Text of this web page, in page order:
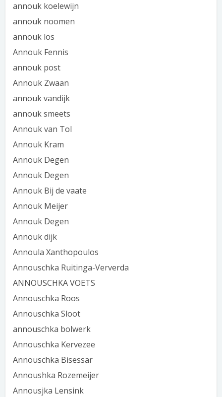
annouk koelewijn
annouk noomen
annouk los
Annouk Fennis
annouk post
Annouk Zwaan
annouk vandijk
annouk smeets
Annouk van Tol
Annouk Kram
Annouk Degen
Annouk Degen
Annouk Bij de vaate
Annouk Meijer
Annouk Degen
Annouk dijk
Annoula Xanthopoulos
Annouschka Ruitinga-Ververda
ANNOUSCHKA VOETS
Annouschka Roos
Annouschka Sloot
annouschka bolwerk
Annouschka Kervezee
Annouschka Bisessar
Annoushka Rozemeijer
Annousjka Lensink